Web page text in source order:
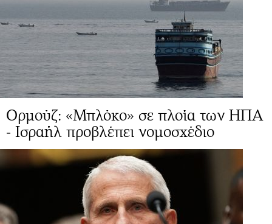
Ορμούζ: «Μπλόκο» σε πλοία των ΗΠΑ
- Ισραήλ προβλέπει νομοσχέδιο